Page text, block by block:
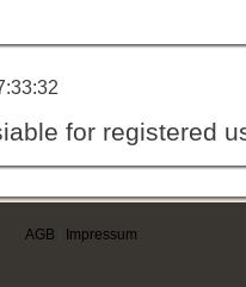
for registered
AGB Impressum